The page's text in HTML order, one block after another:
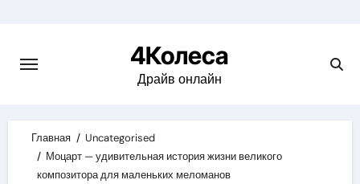
content
4Колеса
Драйв онлайн
Главная
Uncategorised
Моцарт — удивительная история жизни великого
композитора для маленьких меломанов